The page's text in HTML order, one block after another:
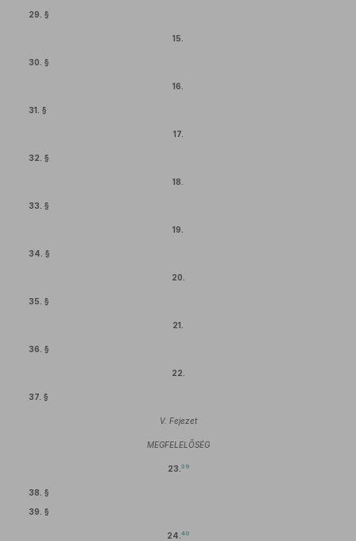
29. §
15.
30. §
16.
31. §
17.
32. §
18.
33. §
19.
34. §
20.
35. §
21.
36. §
22.
37. §
V. Fejezet
MEGFELELŐSÉG
23. 39
38. §
39. §
24. 40